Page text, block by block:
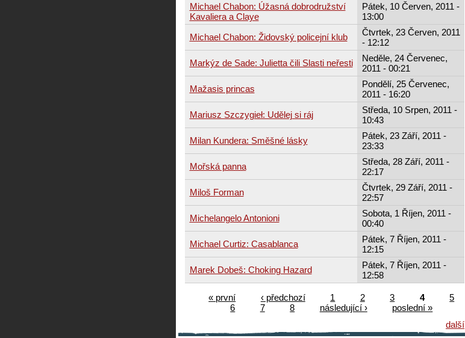
Michael Chabon: Úžasná dobrodružství
Kavaliera a Claye
Pátek, 10 Červen, 2011 -
13:00
Michael Chabon: Židovský policejní klub
Čtvrtek, 23 Červen, 2011
- 12:12
Markýz de Sade: Julietta čili Slasti neřesti
Neděle, 24 Červenec,
2011 - 00:21
Mažasis princas
Pondělí, 25 Červenec,
2011 - 16:20
Mariusz Szczygieł: Udělej si ráj
Středa, 10 Srpen, 2011 -
10:43
Milan Kundera: Směšné lásky
Pátek, 23 Září, 2011 -
23:33
Mořská panna
Středa, 28 Září, 2011 -
22:17
Miloš Forman
Čtvrtek, 29 Září, 2011 -
22:57
Michelangelo Antonioni
Sobota, 1 Říjen, 2011 -
00:40
Michael Curtiz: Casablanca
Pátek, 7 Říjen, 2011 -
12:15
Marek Dobeš: Choking Hazard
Pátek, 7 Říjen, 2011 -
12:58
« první ‹ předchozí 1 2 3 4
5
6
7 8 následující ›
poslední »
další